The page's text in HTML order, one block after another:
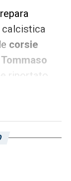
calcistica
corsie
Tommaso
riportato
questa
romano